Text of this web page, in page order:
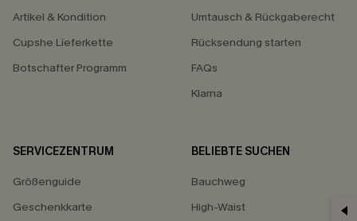
Artikel & Kondition
Cupshe Lieferkette
Botschafter Programm
Umtausch & Rückgaberecht
Rücksendung starten
FAQs
Klarna
SERVICEZENTRUM
Größenguide
Geschenkkarte
BELIEBTE SUCHEN
Bauchweg
High-Waist